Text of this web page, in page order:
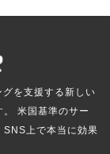
を支援する新しい
米国基準のサー
SNS上で本当に効果